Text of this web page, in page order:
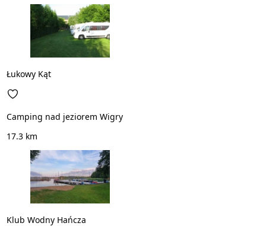
Łukowy Kąt
Camping nad jeziorem Wigry
17.3 km
Klub Wodny Hańcza